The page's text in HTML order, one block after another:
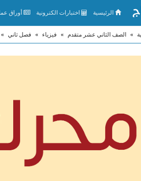
الرئيسية اختبارات الكترونية أوراق
» الصف الثاني عشر متقدم » فيزياء » فصل ثاني »